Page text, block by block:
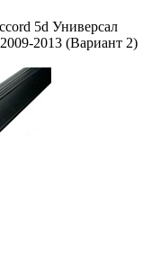
5d Универсал
2013 (Вариант 2)